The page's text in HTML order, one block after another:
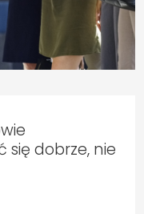
się dobrze, nie